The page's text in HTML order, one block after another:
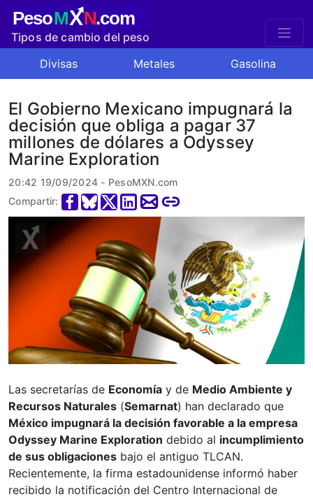
PesoMXN.com
Tipos de cambio del peso
Divisas Metales Gasolina
El Gobierno Mexicano impugnará la
decisión que obliga a pagar 37
millones de dólares a Odyssey
Marine Exploration
20:42 19/09/2024 - PesoMXN.com
Compartir:
Las secretarías de Economía y de Medio Ambiente y
Recursos Naturales (Semarnat) han declarado que
México impugnará la decisión favorable a la empresa
Odyssey Marine Exploration debido al incumplimiento
de sus obligaciones bajo el antiguo TLCAN.
Recientemente, la firma estadounidense informó haber
recibido la notificación del Centro Internacional de